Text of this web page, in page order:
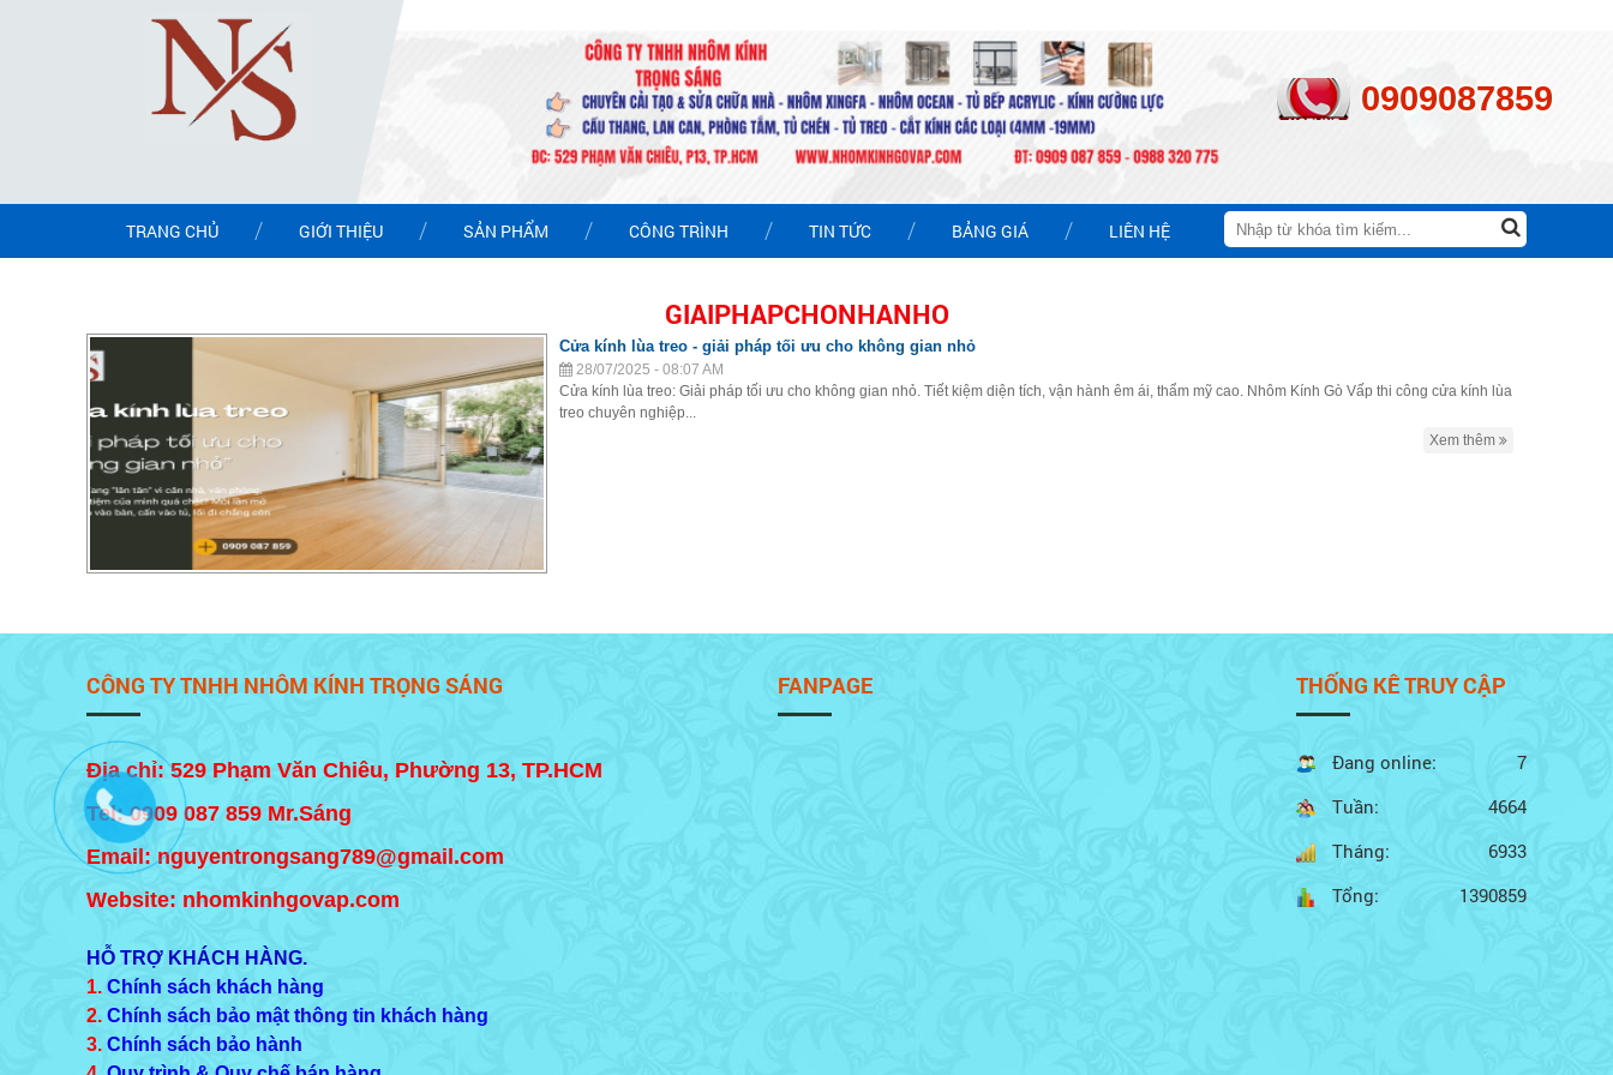
0909087859
TRANG CHỦ GIỚI THIỆU SẢN PHẨM CÔNG TRÌNH TIN TỨC BẢNG GIÁ LIÊN HỆ
GIAIPHAPCHONHANHO
Cửa kính lùa treo - giải pháp tối ưu cho không gian nhỏ
28/07/2025 - 08:07 AM
Cửa kính lùa treo: Giải pháp tối ưu cho không gian nhỏ. Tiết kiệm diện tích, vận hành êm ái, thẩm mỹ cao. Nhôm Kính Gò Vấp thi công cửa kính lùa
treo chuyên nghiệp...
Xem thêm
CÔNG TY TNHH NHÔM KÍNH TRỌNG SÁNG
Địa chỉ: 529 Phạm Văn Chiêu, Phường 13, TP.HCM
Tel:0909 087 859 Mr.Sáng
Email: nguyentrongsang789@gmail.com
Website: nhomkinhgovap.com
HỖ TRỢ KHÁCH HÀNG.
1. Chính sách khách hàng
2. Chính sách bảo mật thông tin khách hàng
3. Chính sách bảo hành
FANPAGE THỐNG KÊ TRUY CẬP
Đang online:
7
Tuần:
4664
Tháng:
6933
Tổng:
1390859